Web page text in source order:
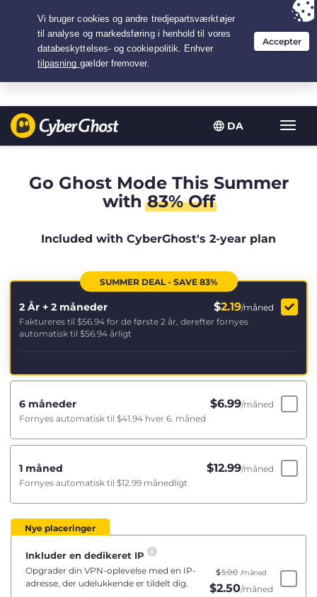
DA
Slå
Your choice:The Best Dealfor 2.1666666666667-years at $
/month
Go Ghost Mode This Summer
with83% Off
Included with CyberGhost's 2-year plan
SUMMER DEAL - SAVE 83%
2 År + 2 måneder $2.19/måned
Faktureres til $56.94 for de første 2 år, derefter fornyes
automatisk til $56.94 årligt
6 måneder $6.99/måned
Fornyes automatisk til $41.94 hver 6. måned
1 måned $12.99/måned
Fornyes automatisk til $12.99 månedligt
Nye placeringer
Inkluder en dedikeret IP
Opgrader din VPN-oplevelse med en IP-
adresse, der udelukkende er tildelt dig.
$5.00 /måned
$2.50/måned